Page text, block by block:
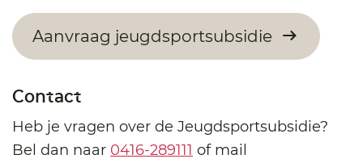
Aanvraag jeugdsportsubsidie
Contact
Heb je vragen over de Jeugdsportsubsidie?
Bel dan naar 0416-289111 of mail